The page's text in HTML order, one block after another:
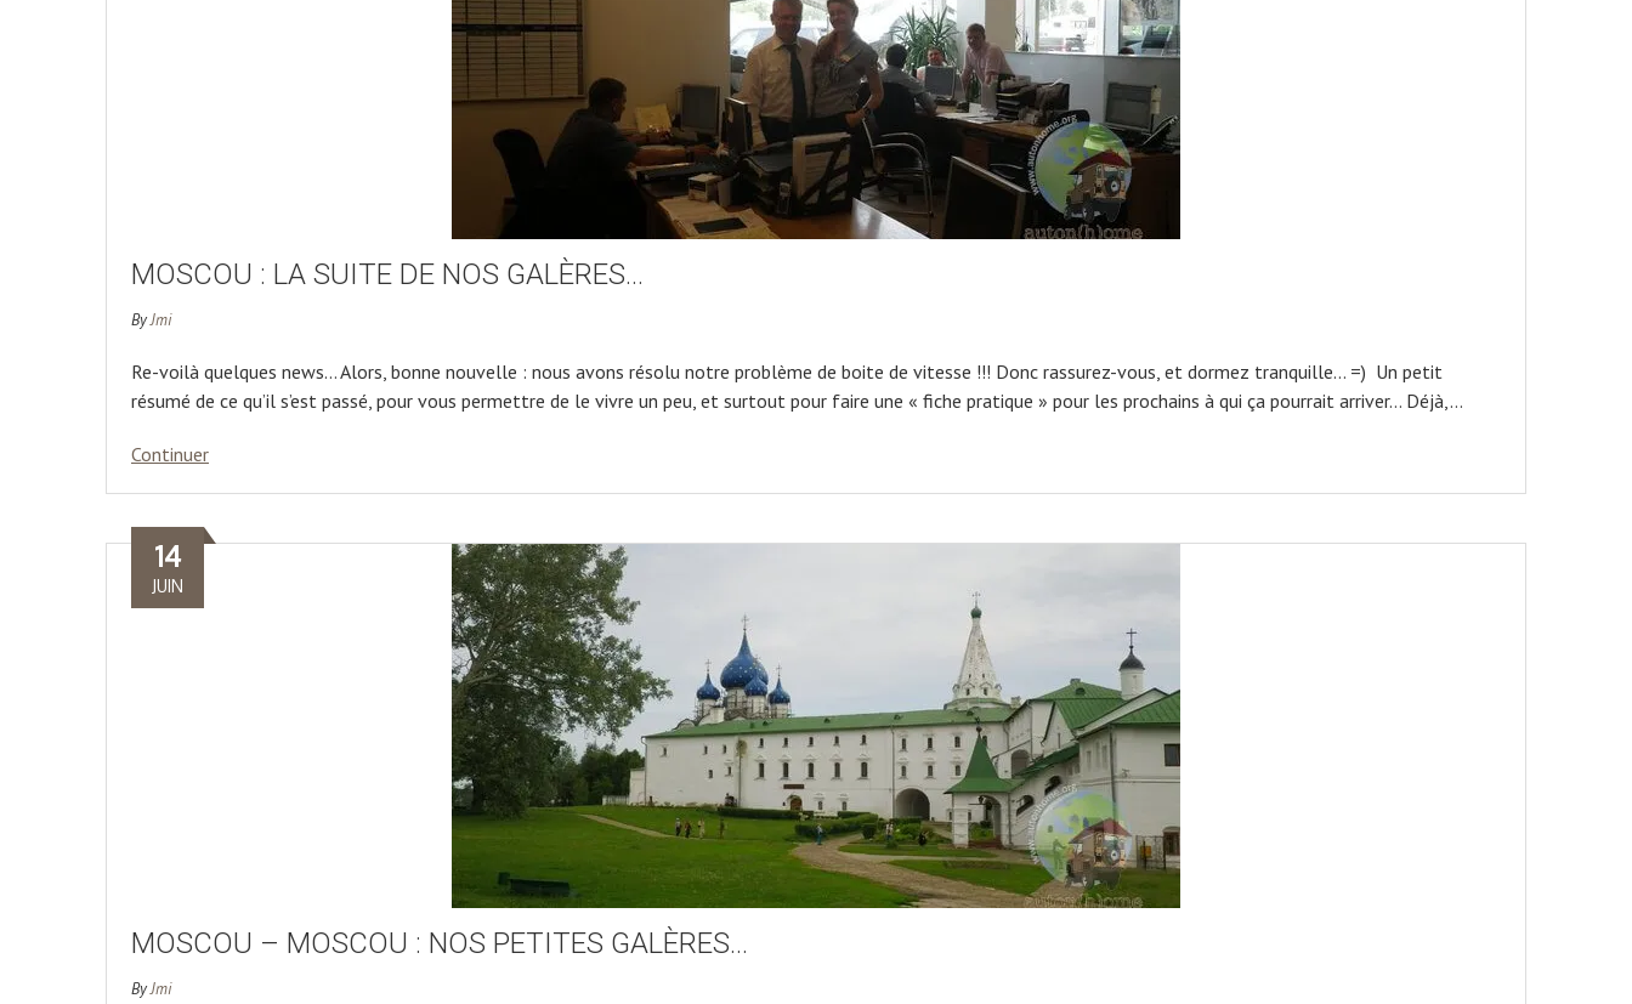
MOSCOU : LA SUITE DE NOS GALÈRES…
ByJmi
Re-voilà quelques news… Alors, bonne nouvelle : nous avons résolu notre problème de boite de vitesse !!! Donc rassurez-vous, et dormez tranquille… =) Un petit
résumé de ce qu’il s’est passé, pour vous permettre de le vivre un peu, et surtout pour faire une « fiche pratique » pour les prochains à qui ça pourrait arriver… Déjà,…
Continuer
MOSCOU – MOSCOU : NOS PETITES GALÈRES…
14
JUIN
ByJmi